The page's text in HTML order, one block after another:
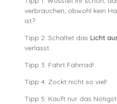
verbrauchen, obwohl kein
ist?
Tipp 2: Schaltet das Licht
verlasst.
Tipp 3: Fahrt Fahrrad!
Tipp 4: Zockt nicht so viel!
Tipp 5: Kauft nur das